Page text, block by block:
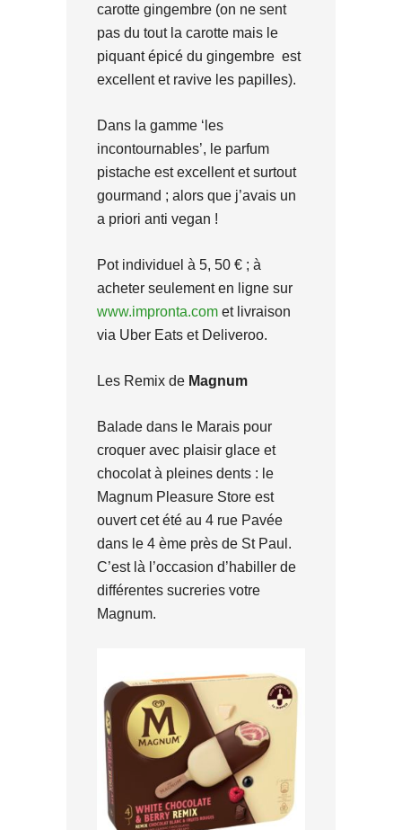
carotte gingembre (on ne sent
pas du tout la carotte mais le
piquant épicé du gingembre est
excellent et ravive les papilles).
Dans la gamme ‘les
incontournables’, le parfum
pistache est excellent et surtout
gourmand ; alors que j’avais un
a priori anti vegan !
Pot individuel à 5, 50 € ; à
acheter seulement en ligne sur
www.impronta.com et livraison
via Uber Eats et Deliveroo.
Les Remix de Magnum
Balade dans le Marais pour
croquer avec plaisir glace et
chocolat à pleines dents : le
Magnum Pleasure Store est
ouvert cet été au 4 rue Pavée
dans le 4 ème près de St Paul.
C’est là l’occasion d’habiller de
différentes sucreries votre
Magnum.